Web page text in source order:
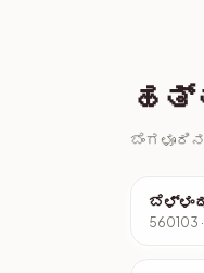
560103